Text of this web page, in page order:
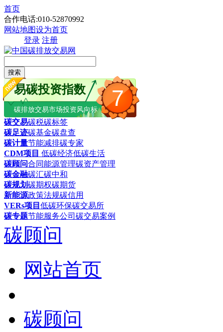
首页
合作电话:010-52870992
网站地图设为首页
登录 注册
搜索
7
易碳投资指数
碳排放交易市场投资风向标
碳交易碳税碳标签
碳足迹碳基金碳盘查
碳计量节能减排碳专家
CDM项目 低碳经济低碳生活
碳顾问合同能源管理碳资产管理
碳金融碳汇碳中和
碳规划碳期权碳期货
新能源政策法规碳信用
VERs项目 低碳环保碳交易所
碳专题节能服务公司 碳交易案例
碳顾问
网站首页
碳顾问